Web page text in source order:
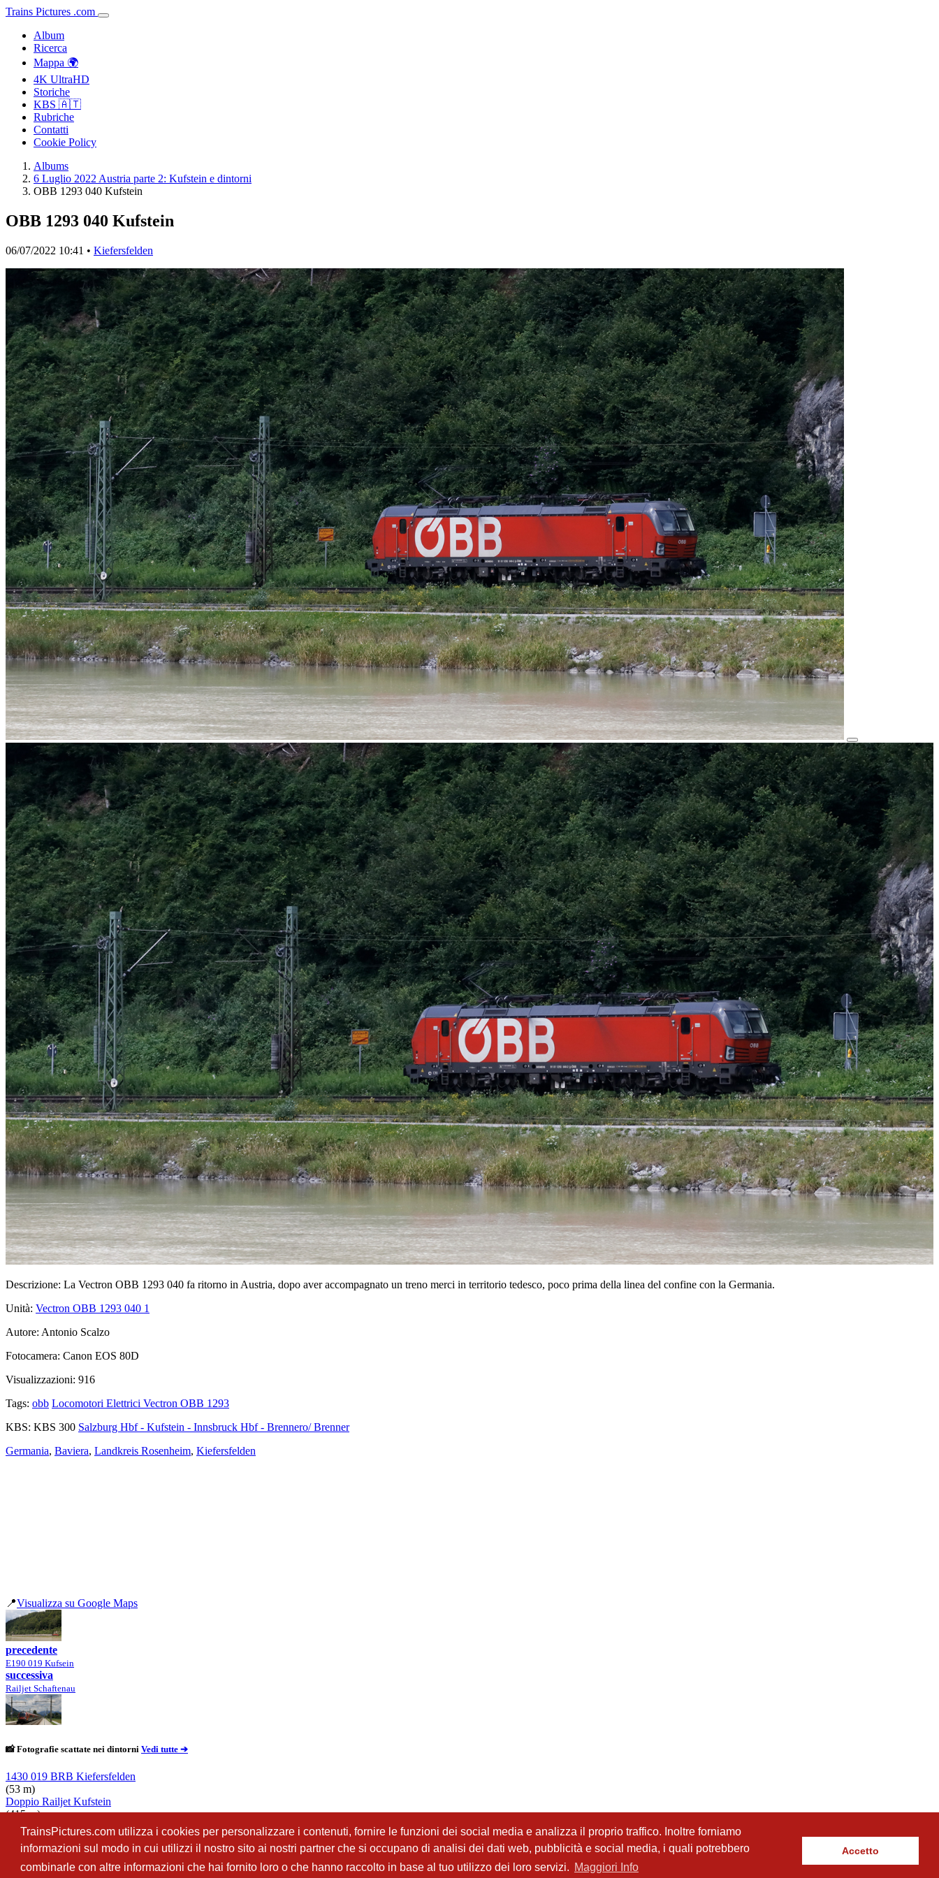
TrainsPictures.com utilizza i cookies per personalizzare i contenuti, fornire le funzioni dei social media e analizza il proprio traffico. Inoltre forniamo
informazioni sul modo in cui utilizzi il nostro sito ai nostri partner che si occupano di analisi dei dati web, pubblicità e social media, i quali potrebbero
combinarle con altre informazioni che hai fornito loro o che hanno raccolto in base al tuo utilizzo dei loro servizi. Maggiori Info
Accetto
Trains Pictures .com
Album
Ricerca
Mappa 🌍
4K UltraHD
Storiche
KBS 🇦🇹
Rubriche
Contatti
Cookie Policy
Albums
6 Luglio 2022 Austria parte 2: Kufstein e dintorni
OBB 1293 040 Kufstein
OBB 1293 040 Kufstein
06/07/2022 10:41 • Kiefersfelden
Descrizione: La Vectron OBB 1293 040 fa ritorno in Austria, dopo aver accompagnato un treno merci in territorio tedesco, poco prima della linea del confine con la Germania.
Unità: Vectron OBB 1293 040 1
Autore: Antonio Scalzo
Fotocamera: Canon EOS 80D
Visualizzazioni: 916
Tags: obb Locomotori Elettrici Vectron OBB 1293
KBS: KBS 300 Salzburg Hbf - Kufstein - Innsbruck Hbf - Brennero/ Brenner
Germania, Baviera, Landkreis Rosenheim, Kiefersfelden
📍Visualizza su Google Maps
precedente
E190 019 Kufsein
successiva
Railjet Schaftenau
📸 Fotografie scattate nei dintorni Vedi tutte ➔
1430 019 BRB Kiefersfelden
(53 m)
Doppio Railjet Kufstein
(415 m)
E190 019 Kufsein
(420 m)
186 283 e 282 Schaftenau
(6.07 km)